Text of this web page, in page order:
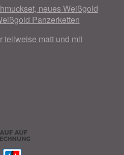
neues Weißgold
Panzerketten
teilweise matt und mit